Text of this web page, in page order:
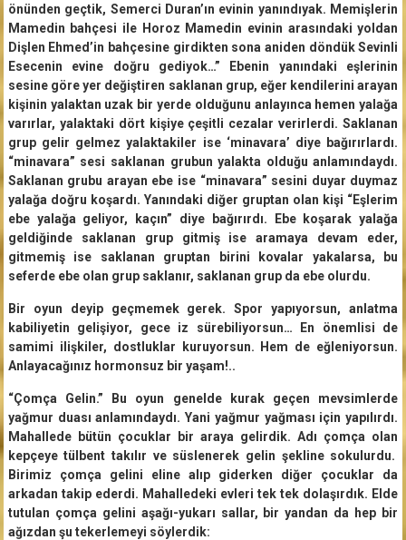
önünden geçtik, Semerci Duran’ın evinin yanındıyak. Memişlerin
Mamedin bahçesi ile Horoz Mamedin evinin arasındaki yoldan
Dişlen Ehmed’in bahçesine girdikten sona aniden döndük Sevinli
Esecenin evine doğru gediyok…” Ebenin yanındaki eşlerinin
sesine göre yer değiştiren saklanan grup, eğer kendilerini arayan
kişinin yalaktan uzak bir yerde olduğunu anlayınca hemen yalağa
varırlar, yalaktaki dört kişiye çeşitli cezalar verirlerdi. Saklanan
grup gelir gelmez yalaktakiler ise ‘minavara’ diye bağırırlardı.
“minavara” sesi saklanan grubun yalakta olduğu anlamındaydı.
Saklanan grubu arayan ebe ise “minavara” sesini duyar duymaz
yalağa doğru koşardı. Yanındaki diğer gruptan olan kişi “Eşlerim
ebe yalağa geliyor, kaçın” diye bağırırdı. Ebe koşarak yalağa
geldiğinde saklanan grup gitmiş ise aramaya devam eder,
gitmemiş ise saklanan gruptan birini kovalar yakalarsa, bu
seferde ebe olan grup saklanır, saklanan grup da ebe olurdu.
Bir oyun deyip geçmemek gerek. Spor yapıyorsun, anlatma
kabiliyetin gelişiyor, gece iz sürebiliyorsun… En önemlisi de
samimi ilişkiler, dostluklar kuruyorsun. Hem de eğleniyorsun.
Anlayacağınız hormonsuz bir yaşam!..
“Çomça Gelin.” Bu oyun genelde kurak geçen mevsimlerde
yağmur duası anlamındaydı. Yani yağmur yağması için yapılırdı.
Mahallede bütün çocuklar bir araya gelirdik. Adı çomça olan
kepçeye tülbent takılır ve süslenerek gelin şekline sokulurdu.
Birimiz çomça gelini eline alıp giderken diğer çocuklar da
arkadan takip ederdi. Mahalledeki evleri tek tek dolaşırdık. Elde
tutulan çomça gelini aşağı-yukarı sallar, bir yandan da hep bir
ağızdan şu tekerlemeyi söylerdik: